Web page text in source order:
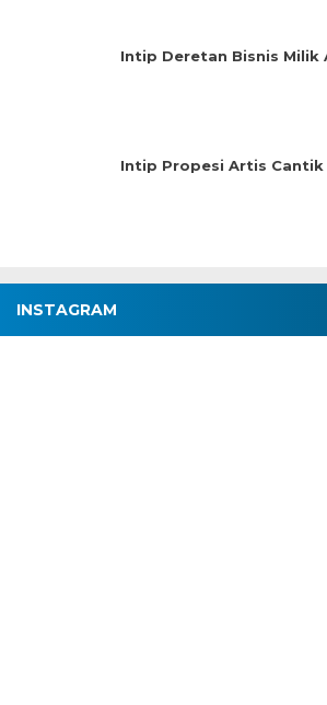
Intip Deretan Bisnis Milik
Intip Propesi Artis Cantik
INSTAGRAM